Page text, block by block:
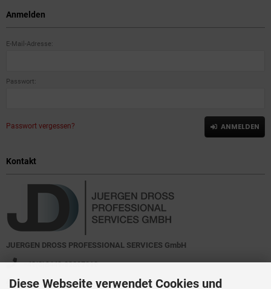
Anmelden
E-Mail-Adresse:
Passwort:
Passwort vergessen? ANMELDEN
Kontakt
JUERGEN DROSS PROFESSIONAL SERVICES GmbH
+49(0)6449-92897919
Kirchstraße 44
Diese Webseite verwendet Cookies und